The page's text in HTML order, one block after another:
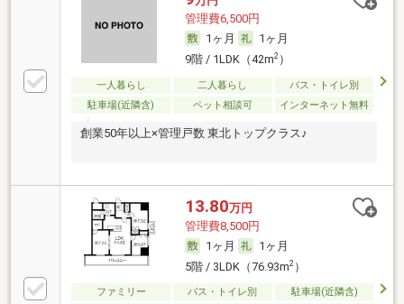
管理費6,500円
1ヶ月
1ヶ月
9階 / 1LDK（42m2）
一人暮らし 二人暮らし
バス・トイレ別
駐車場(近隣含)
ペット相談可 インターネット無料
創業50年以上×管理戸数 東北トップクラス♪
13.80万円
管理費8,500円
1ヶ月
1ヶ月
5階 / 3LDK（76.93m2）
ファミリー バス・トイレ別
駐車場(近隣含)